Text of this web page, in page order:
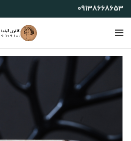
09138668653